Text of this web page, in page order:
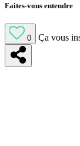
Faites-vous entendre
0 Ça vous